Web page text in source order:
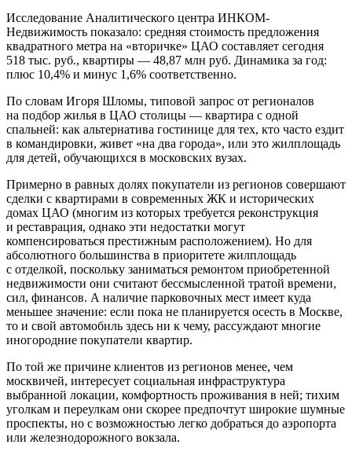
Исследование Аналитического центра ИНКОМ-
Недвижимость показало: средняя стоимость предложения
квадратного метра на «вторичке» ЦАО составляет сегодня
518 тыс. руб., квартиры — 48,87 млн руб. Динамика за год:
плюс 10,4% и минус 1,6% соответственно.
По словам Игоря Шломы, типовой запрос от регионалов
на подбор жилья в ЦАО столицы — квартира с одной
спальней: как альтернатива гостинице для тех, кто часто ездит
в командировки, живет «на два города», или это жилплощадь
для детей, обучающихся в московских вузах.
Примерно в равных долях покупатели из регионов совершают
сделки с квартирами в современных ЖК и исторических
домах ЦАО (многим из которых требуется реконструкция
и реставрация, однако эти недостатки могут
компенсироваться престижным расположением). Но для
абсолютного большинства в приоритете жилплощадь
с отделкой, поскольку заниматься ремонтом приобретенной
недвижимости они считают бессмысленной тратой времени,
сил, финансов. А наличие парковочных мест имеет куда
меньшее значение: если пока не планируется осесть в Москве,
то и свой автомобиль здесь ни к чему, рассуждают многие
иногородние покупатели квартир.
По той же причине клиентов из регионов менее, чем
москвичей, интересует социальная инфраструктура
выбранной локации, комфортность проживания в ней; тихим
уголкам и переулкам они скорее предпочтут широкие шумные
проспекты, но с возможностью легко добраться до аэропорта
или железнодорожного вокзала.